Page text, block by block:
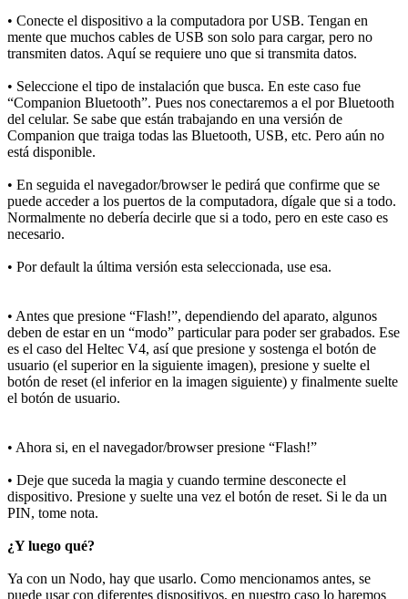
• Conecte el dispositivo a la computadora por USB. Tengan en
mente que muchos cables de USB son solo para cargar, pero no
transmiten datos. Aquí se requiere uno que si transmita datos.
• Seleccione el tipo de instalación que busca. En este caso fue
“Companion Bluetooth”. Pues nos conectaremos a el por Bluetooth
del celular. Se sabe que están trabajando en una versión de
Companion que traiga todas las Bluetooth, USB, etc. Pero aún no
está disponible.
• En seguida el navegador/browser le pedirá que confirme que se
puede acceder a los puertos de la computadora, dígale que si a todo.
Normalmente no debería decirle que si a todo, pero en este caso es
necesario.
• Por default la última versión esta seleccionada, use esa.
• Antes que presione “Flash!”, dependiendo del aparato, algunos
deben de estar en un “modo” particular para poder ser grabados. Ese
es el caso del Heltec V4, así que presione y sostenga el botón de
usuario (el superior en la siguiente imagen), presione y suelte el
botón de reset (el inferior en la imagen siguiente) y finalmente suelte
el botón de usuario.
• Ahora si, en el navegador/browser presione “Flash!”
• Deje que suceda la magia y cuando termine desconecte el
dispositivo. Presione y suelte una vez el botón de reset. Si le da un
PIN, tome nota.
¿Y luego qué?
Ya con un Nodo, hay que usarlo. Como mencionamos antes, se
puede usar con diferentes dispositivos, en nuestro caso lo haremos